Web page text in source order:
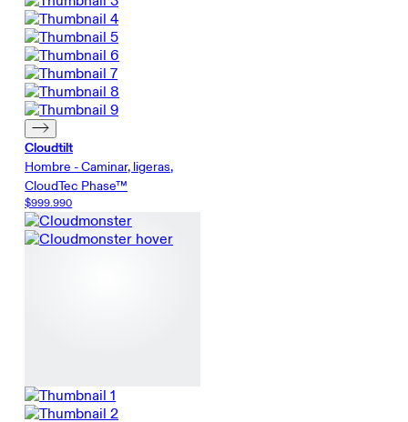
Cloudtilt
Hombre - Caminar, ligeras,
CloudTec Phase™
$999.990